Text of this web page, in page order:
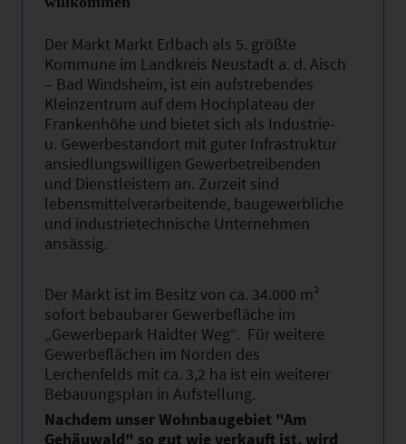
Der Markt Markt Erlbach als 5. größte
Kommune im Landkreis Neustadt a. d. Aisch
– Bad Windsheim, ist ein aufstrebendes
Kleinzentrum auf dem Hochplateau der
Frankenhöhe und bietet sich als Industrie-
u. Gewerbestandort mit guter Infrastruktur
ansiedlungswilligen Gewerbetreibenden
und Dienstleistern an. Zurzeit sind
lebensmittelverarbeitende, baugewerbliche
und industrietechnische Unternehmen
ansässig.
Der Markt ist im Besitz von ca. 34.000 m²
sofort bebaubarer Gewerbefläche im
„Gewerbepark Haidter Weg“. Für weitere
Gewerbeflächen im Norden des
Lerchenfelds mit ca. 3,2 ha ist ein weiterer
Bebauungsplan in Aufstellung.
Nachdem unser Wohnbaugebiet "Am
Gehäuwald" so gut wie verkauft ist, wird